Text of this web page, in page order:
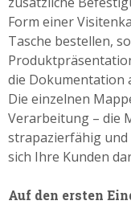
Form einer
Tasche bestellen,
die Dokumentation
Die einzelnen
Verarbeitung – die
strapazierfähig und
sich Ihre Kunden
Auf den ersten